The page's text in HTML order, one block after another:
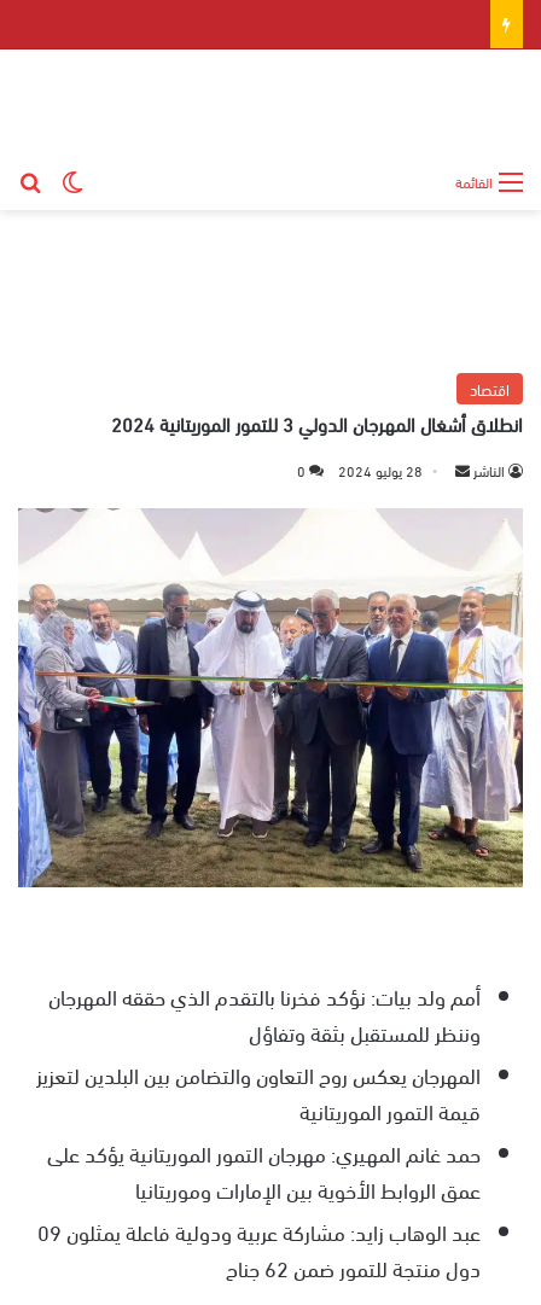
القائمة
اقتصاد
انطلاق أشغال المهرجان الدولي 3 للتمور الموريتانية 2024
الناشر
ر
ي
د
ا
إ
ل
ك
ت
ر
و
28 يوليو 2024 0
أمم ولد بيات: نؤكد فخرنا بالتقدم الذي حققه المهرجان
وننظر للمستقبل بثقة وتفاؤل
المهرجان يعكس روح التعاون والتضامن بين البلدين لتعزيز
قيمة التمور الموريتانية
حمد غانم المهيري: مهرجان التمور الموريتانية يؤكد على
عمق الروابط الأخوية بين الإمارات وموريتانيا
عبد الوهاب زايد: مشاركة عربية ودولية فاعلة يمثلون 09
دول منتجة للتمور ضمن 62 جناح